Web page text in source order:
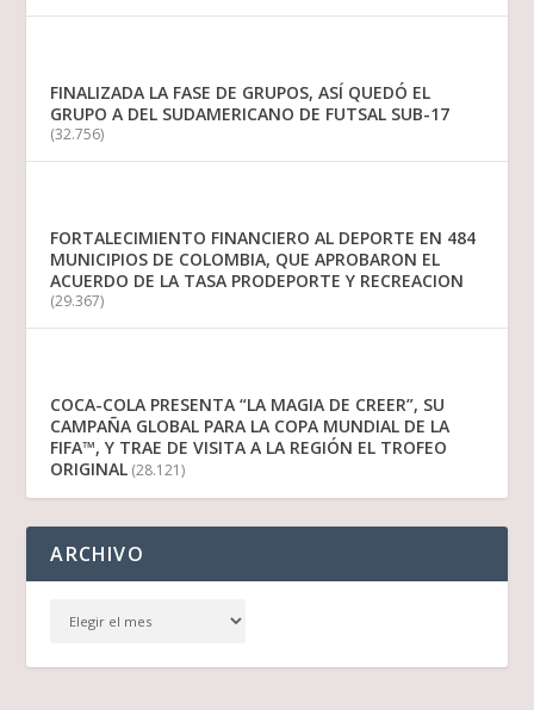
FINALIZADA LA FASE DE GRUPOS, ASÍ QUEDÓ EL
GRUPO A DEL SUDAMERICANO DE FUTSAL SUB-17
(32.756)
FORTALECIMIENTO FINANCIERO AL DEPORTE EN 484
MUNICIPIOS DE COLOMBIA, QUE APROBARON EL
ACUERDO DE LA TASA PRODEPORTE Y RECREACION
(29.367)
COCA-COLA PRESENTA “LA MAGIA DE CREER”, SU
CAMPAÑA GLOBAL PARA LA COPA MUNDIAL DE LA
FIFA™, Y TRAE DE VISITA A LA REGIÓN EL TROFEO
ORIGINAL (28.121)
ARCHIVO